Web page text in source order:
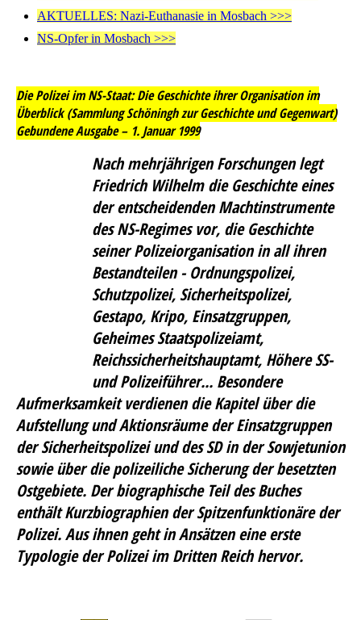
AKTUELLES: Nazi-Euthanasie in Mosbach >>>
NS-Opfer in Mosbach >>>
Die Polizei im NS-Staat: Die Geschichte ihrer Organisation im
Überblick (Sammlung Schöningh zur Geschichte und Gegenwart)
Gebundene Ausgabe – 1. Januar 1999
Nach mehrjährigen Forschungen legt
Friedrich Wilhelm die Geschichte eines
der entscheidenden Machtinstrumente
des NS-Regimes vor, die Geschichte
seiner Polizeiorganisation in all ihren
Bestandteilen - Ordnungspolizei,
Schutzpolizei, Sicherheitspolizei,
Gestapo, Kripo, Einsatzgruppen,
Geheimes Staatspolizeiamt,
Reichssicherheitshauptamt, Höhere SS-
und Polizeiführer... Besondere
Aufmerksamkeit verdienen die Kapitel über die
Aufstellung und Aktionsräume der Einsatzgruppen
der Sicherheitspolizei und des SD in der Sowjetunion
sowie über die polizeiliche Sicherung der besetzten
Ostgebiete. Der biographische Teil des Buches
enthält Kurzbiographien der Spitzenfunktionäre der
Polizei. Aus ihnen geht in Ansätzen eine erste
Typologie der Polizei im Dritten Reich hervor.